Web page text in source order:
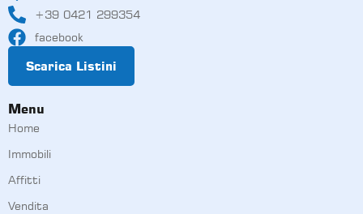
+39 0421 299354
facebook
Scarica Listini
Menu
Home
Immobili
Affitti
Vendita